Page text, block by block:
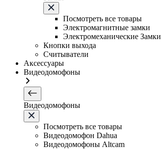
Посмотреть все товары
Электромагнитные замки
Электромеханические Замки
Кнопки выхода
Считыватели
Аксессуары
Видеодомофоны
Видеодомофоны
Посмотреть все товары
Видеодомофон Dahua
Видеодомофоны Altcam